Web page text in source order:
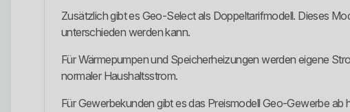
Zusätzlich gibt es Geo-Select als Doppeltarifmodell. Dieses
unterschieden werden kann.
Für Wärmepumpen und Speicherheizungen werden eigene
normaler Haushaltsstrom.
Für Gewerbekunden gibt es das Preismodell Geo-Gewerbe